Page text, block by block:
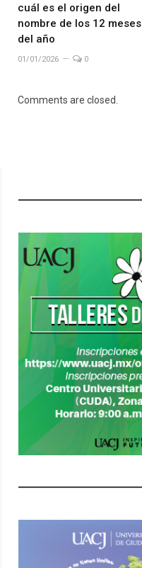
cuál es el origen del
nombre de los 12 meses
del año
01/01/2026 0
Comments are closed.